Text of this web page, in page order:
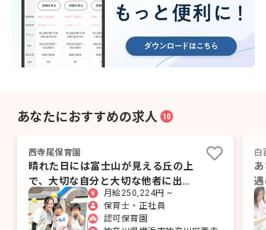
あなたにおすすめの求人 10
西寺尾保育園
晴れた日には富士山が見える丘の上
で、大切な自分と大切な他者に出会
う保育園です。
月給250,224円 ~
保育士・正社員
認可保育園
白